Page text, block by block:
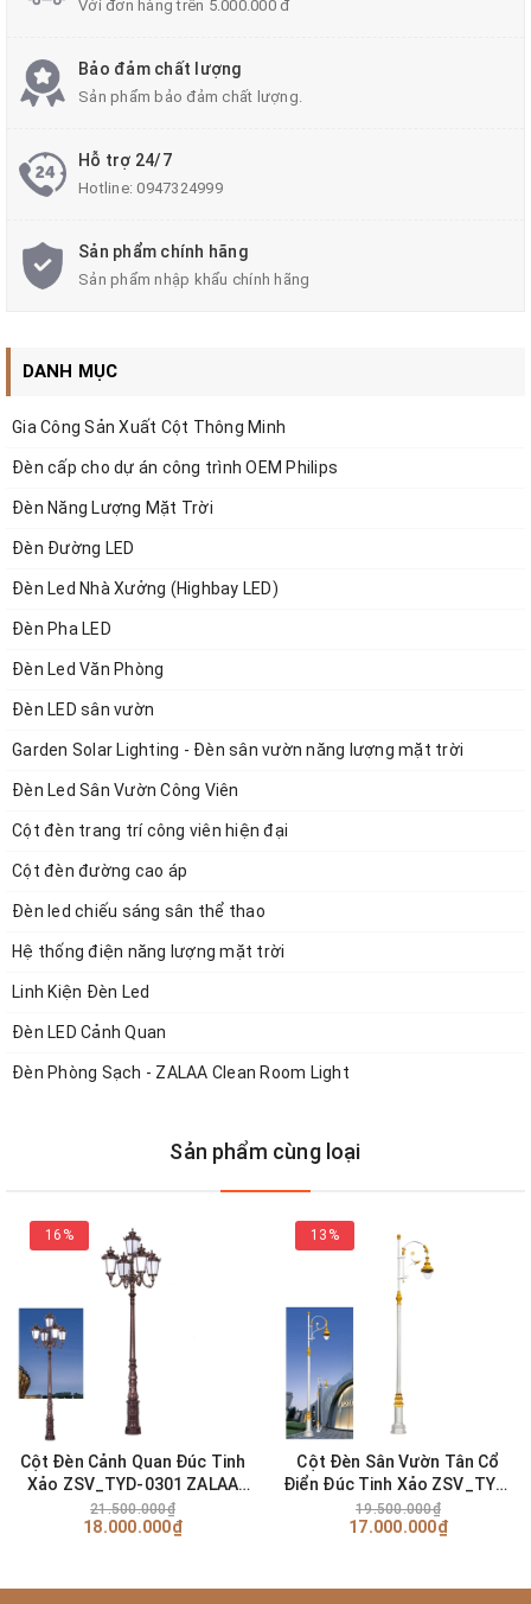
Chụp đèn: Nhựa PMMA, có hoạt chất khang UV,
không bị vàng hóa trong quá trình sử dụng.
Tán quang: Kim loại, sơn tĩnh điện màu trắng.
Bộ điện 220V-50Hz lắp trong đèn.
Kích thước - Lắp đặt
D: 340mm, H:470mm2
Đèn lắp trên đầu cột Ø60, ngập sâu 70mm.
Khoảng cách đặt đèn từ 15 đến 30m, tùy thuộc
công suất bóng và địa hình nơi lắp đặt.
Với đơn hàng trên 5.000.000 đ
Bảo đảm chất lượng
Sản phẩm bảo đảm chất lượng.
Hỗ trợ 24/7
Hotline:0947324999
Sản phẩm chính hãng
Sản phẩm nhập khẩu chính hãng
DANH MỤC
Gia Công Sản Xuất Cột Thông Minh
Đèn cấp cho dự án công trình OEM Philips
Đèn Năng Lượng Mặt Trời
Đèn Đường LED
Đèn Led Nhà Xưởng (Highbay LED)
Đèn Pha LED
Đèn Led Văn Phòng
Đèn LED sân vườn
Garden Solar Lighting - Đèn sân vườn năng lượng mặt trời
Đèn Led Sân Vườn Công Viên
Cột đèn trang trí công viên hiện đại
Cột đèn đường cao áp
Đèn led chiếu sáng sân thể thao
Hệ thống điện năng lượng mặt trời
Linh Kiện Đèn Led
Đèn LED Cảnh Quan
Đèn Phòng Sạch - ZALAA Clean Room Light
Sản phẩm cùng loại
16%
Cột Đèn Cảnh Quan Đúc Tinh
Xảo ZSV_TYD-0301 ZALAA
OEM Đèn sân vườn dự án
21.500.000₫
18.000.000₫
13%
Cột Đèn Sân Vườn Tân Cổ
Điển Đúc Tinh Xảo ZSV_TYD-
0401 ZALAA OEM Chiếu sáng
Cảnh Quan, Công Viên, Biệt
19.500.000₫
17.000.000₫